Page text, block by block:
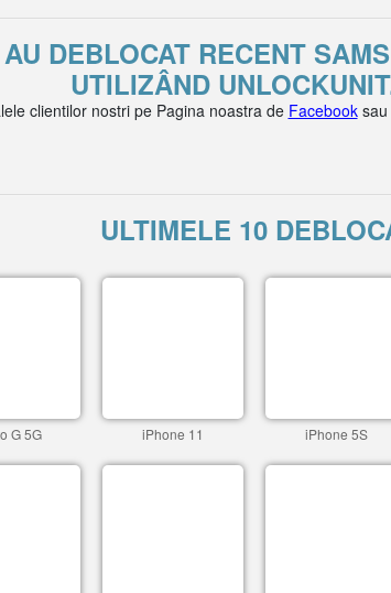
DEBLOCAT RECENT
UTILIZÂND
clientilor nostri pe Pagina noastra de Facebooksau
ULTIMELE 10
G 5G iPhone 11 iPhone 5S